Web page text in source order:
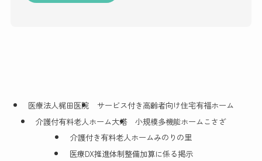
医療法人梶田医院
サービス付き高齢者向け住宅有福ホーム
介護付有料老人ホーム大塔
小規模多機能ホームこさざ
介護付き有料老人ホームみのりの里
医療DX推進体制整備加算に係る掲示